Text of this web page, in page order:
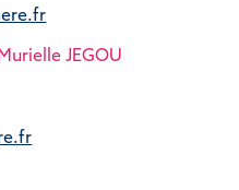
JEGOU